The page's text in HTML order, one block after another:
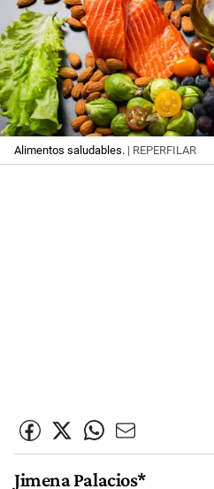
Alimentos saludables. | REPERFILAR
Jimena Palacios*